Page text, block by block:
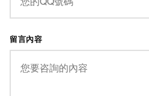
留言內容